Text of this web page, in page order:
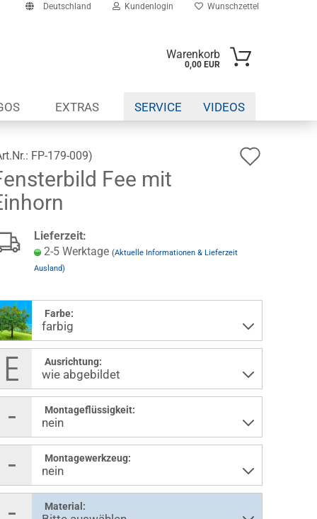
Deutschland Kundenlogin Wunschzettel
Warenkorb
0,00 EUR
EXTRAS SERVICE VIDEOS
FP-179-009)
Fee mit
Lieferzeit:
2-5 Werktage (Aktuelle Informationen & Lieferzeit
Ausland)
Farbe:
Ausrichtung:
Montageflüssigkeit:
Montagewerkzeug:
Material: